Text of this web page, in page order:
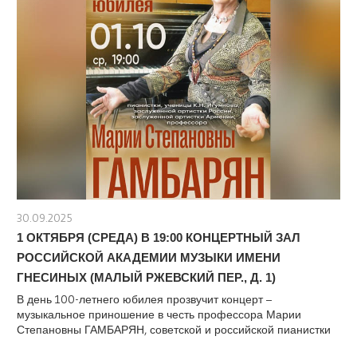
30.09.2025
1 ОКТЯБРЯ (СРЕДА) В 19:00 КОНЦЕРТНЫЙ ЗАЛ
РОССИЙСКОЙ АКАДЕМИИ МУЗЫКИ ИМЕНИ
ГНЕСИНЫХ (МАЛЫЙ РЖЕВСКИЙ ПЕР., Д. 1)
В день 100-летнего юбилея прозвучит концерт –
музыкальное приношение в честь профессора Марии
Степановны ГАМБАРЯН, советской и российской пианистки